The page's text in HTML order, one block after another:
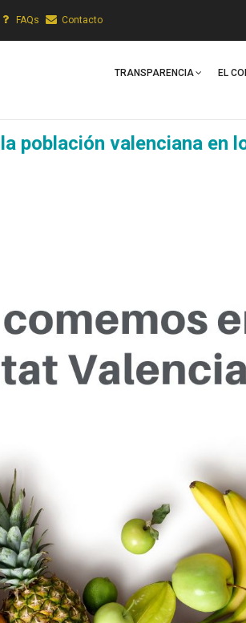
FAQs Contacto
Navigation
TRANSPARENCIA EL
población valenciana en